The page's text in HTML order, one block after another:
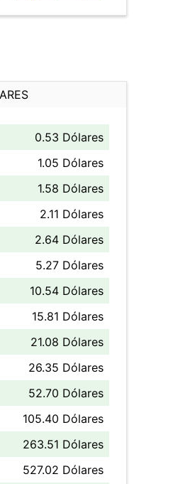
0.53 Dólares
1.05 Dólares
1.58 Dólares
2.11 Dólares
2.64 Dólares
5.27 Dólares
10.54 Dólares
15.81 Dólares
21.08 Dólares
26.35 Dólares
52.70 Dólares
105.40 Dólares
263.51 Dólares
527.02 Dólares